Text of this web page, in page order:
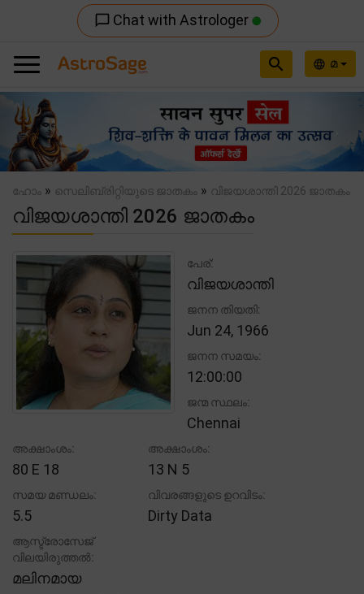
chat_bubble_outline Chat with Astrologer
language മ
search
Previous
ഹോം » സെലിബ്രിറ്റിയുടെ ജാതകം » വിജയശാന്തി 2026 ജാതകം
വിജയശാന്തി 2026 ജാതകം
പേര്:
വിജയശാന്തി
ജനന തിയതി:
Jun 24, 1966
ജനന സമയം:
12:00:00
ജന്മ സ്ഥലം:
Chennai
അക്ഷാംശം:
80 E 18
അക്ഷാംശം:
13 N 5
സമയ മണ്ഡലം:
5.5
വിവരങ്ങളുടെ ഉറവിടം:
Dirty Data
ആസ്ട്രോസേജ്
വിലയിരുത്തൽ:
മലിനമായ